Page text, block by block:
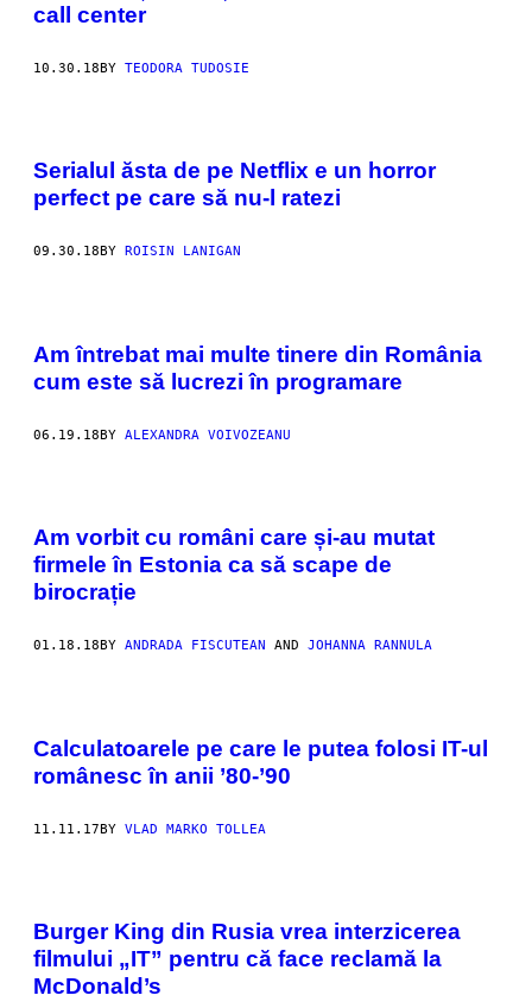
call center
10.30.18BY TEODORA TUDOSIE
Serialul ăsta de pe Netflix e un horror
perfect pe care să nu-l ratezi
09.30.18 BY ROISIN LANIGAN
Am întrebat mai multe tinere din România
cum este să lucrezi în programare
06.19.18BY ALEXANDRA VOIVOZEANU
Am vorbit cu români care și-au mutat
firmele în Estonia ca să scape de
birocrație
01.18.18 BY ANDRADA FISCUTEAN AND JOHANNA RANNULA
Calculatoarele pe care le putea folosi IT-ul
românesc în anii ’80-’90
11.11.17BY VLAD MARKO TOLLEA
Burger King din Rusia vrea interzicerea
filmului „IT” pentru că face reclamă la
McDonald’s